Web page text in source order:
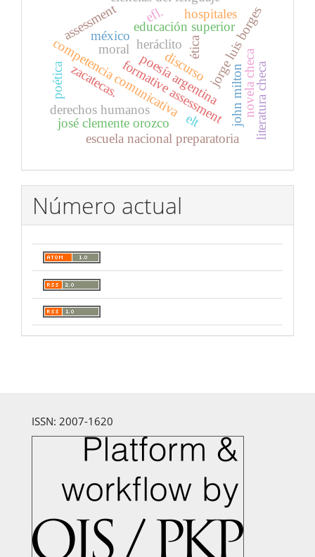
discurso
competencia comunicativa
educación superiorjorge luis borges
heráclito
john milton
poesía argentina
derechos humanos
ética
moral
méxico
novela checaliteratura checa
assessment
formative assessment
elt
efl.
josé clemente orozco
escuela nacional preparatoria
zacatecas.
hospitales
poética
Número actual
ISSN: 2007-1620